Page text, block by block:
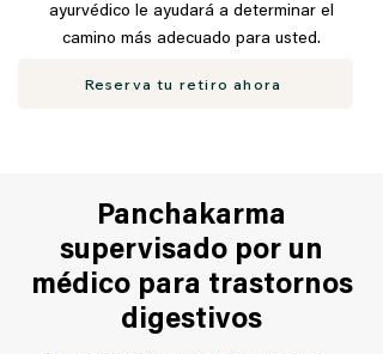
ayurvédico le ayudará a determinar el
camino más adecuado para usted.
Reserva tu retiro ahora
Panchakarma
supervisado por un
médico para trastornos
digestivos